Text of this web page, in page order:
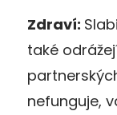
Zdraví:
také
nefunguje,